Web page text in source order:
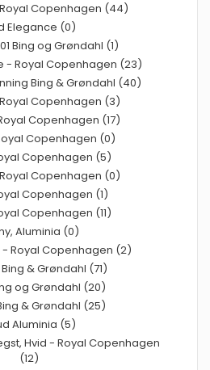
Copenhagen (44)
Elegance (0)
Bing og Grøndahl (1)
- Royal Copenhagen (23)
Bing & Grøndahl (40)
Copenhagen (3)
Copenhagen (17)
Copenhagen (0)
Copenhagen (5)
Copenhagen (0)
Copenhagen (1)
Copenhagen (11)
Aluminia (0)
- Royal Copenhagen (2)
& Grøndahl (71)
og Grøndahl (20)
& Grøndahl (25)
Aluminia (5)
Hvid - Royal Copenhagen
(12)